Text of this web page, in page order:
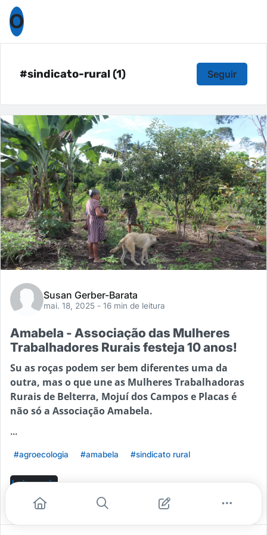
O
#sindicato-rural (1) Seguir
Susan Gerber-Barata
mai. 18, 2025 - 16 min de leitura
Amabela - Associação das Mulheres
Trabalhadores Rurais festeja 10 anos!
Su as roças podem ser bem diferentes uma da
outra, mas o que une as Mulheres Trabalhadoras
Rurais de Belterra, Mojuí dos Campos e Placas é
não só a Associação Amabela.
...
#agroecologia #amabela #sindicato rural
Leia mais